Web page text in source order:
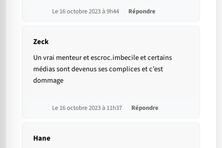
Le 16 octobre 2023 à 9h44 Répondre
Zeck
Un vrai menteur et escroc.imbecile et certains
médias sont devenus ses complices et c’est
dommage
Le 16 octobre 2023 à 11h37 Répondre
Hane